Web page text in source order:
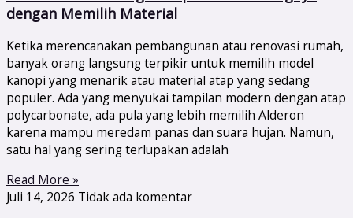
dengan Memilih Material
Ketika merencanakan pembangunan atau renovasi rumah,
banyak orang langsung terpikir untuk memilih model
kanopi yang menarik atau material atap yang sedang
populer. Ada yang menyukai tampilan modern dengan atap
polycarbonate, ada pula yang lebih memilih Alderon
karena mampu meredam panas dan suara hujan. Namun,
satu hal yang sering terlupakan adalah
Read More »
Juli 14, 2026 Tidak ada komentar